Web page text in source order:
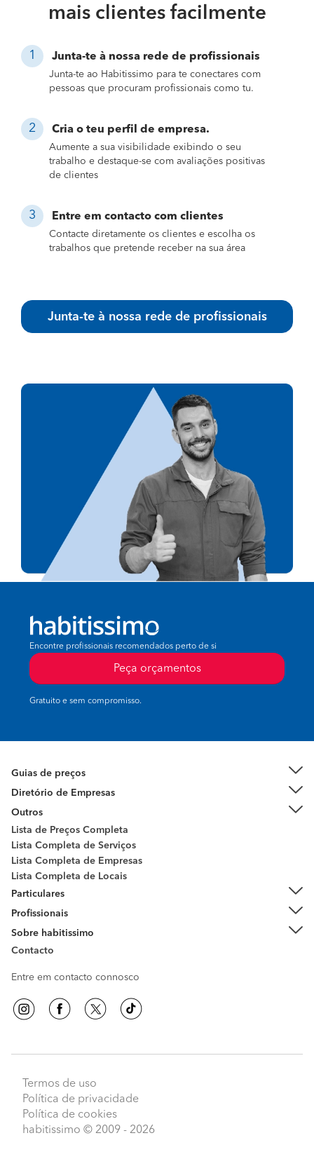
mais clientes facilmente
Junta-te à nossa rede de profissionais
Junta-te ao Habitissimo para te conectares com
pessoas que procuram profissionais como tu.
Cria o teu perfil de empresa.
Aumente a sua visibilidade exibindo o seu
trabalho e destaque-se com avaliações positivas
de clientes
Entre em contacto com clientes
Contacte diretamente os clientes e escolha os
trabalhos que pretende receber na sua área
Junta-te à nossa rede de profissionais
Encontre profissionais recomendados perto de si
Peça orçamentos
Gratuito e sem compromisso.
Guias de preços
Diretório de Empresas
Outros
Lista de Preços Completa
Lista Completa de Serviços
Lista Completa de Empresas
Lista Completa de Locais
Particulares
Profissionais
Sobre habitissimo
Contacto
Entre em contacto connosco
Termos de uso
Política de privacidade
Política de cookies
habitissimo © 2009 - 2026